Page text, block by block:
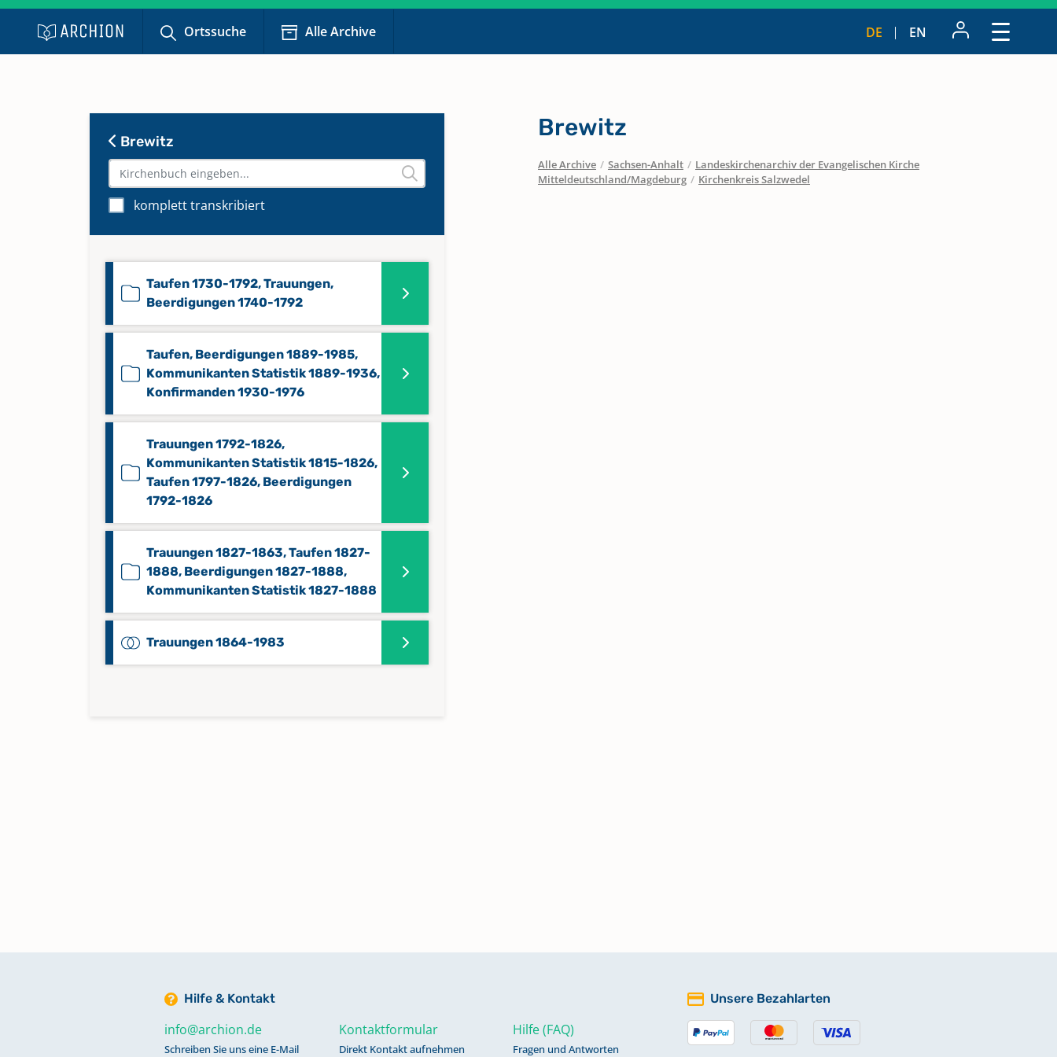
Ortssuche Alle Archive DE EN
Brewitz
komplett transkribiert
Taufen 1730-1792, Trauungen,
Beerdigungen 1740-1792
Taufen, Beerdigungen 1889-1985,
Kommunikanten Statistik 1889-1936,
Konfirmanden 1930-1976
Trauungen 1792-1826,
Kommunikanten Statistik 1815-1826,
Taufen 1797-1826, Beerdigungen
1792-1826
Trauungen 1827-1863, Taufen 1827-
1888, Beerdigungen 1827-1888,
Kommunikanten Statistik 1827-1888
Trauungen 1864-1983
Brewitz
Alle Archive / Sachsen-Anhalt / Landeskirchenarchiv der Evangelischen Kirche
Mitteldeutschland/Magdeburg / Kirchenkreis Salzwedel
Hilfe & Kontakt
info@archion.de
Schreiben Sie uns eine E-Mail
Kontaktformular
Direkt Kontakt aufnehmen
Hilfe (FAQ)
Fragen und Antworten
Unsere Bezahlarten